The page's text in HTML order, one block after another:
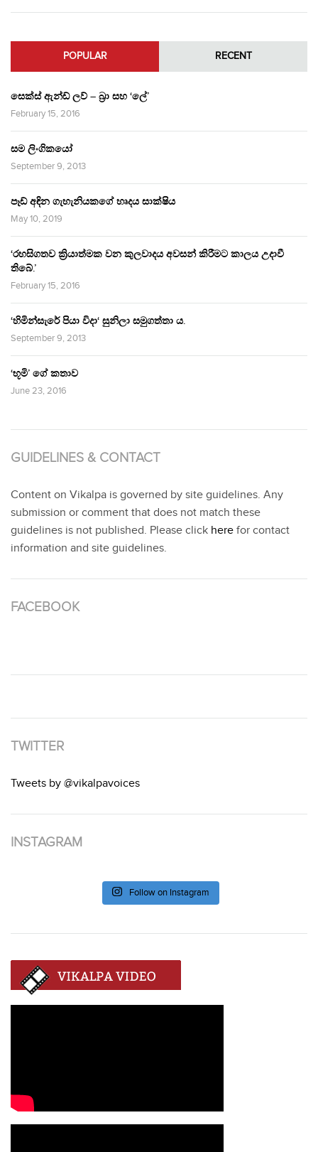
POPULAR RECENT
සෙක්ස් ඇන්ඩ් ලව් – බ්‍රා සහ ‘ලේ’
February 15, 2016
සම ලිංගිකයෝ
September 9, 2013
පෑඩ් අඳින ගැහැනියකගේ හෘදය සාක්ෂිය
May 10, 2019
‘රහසිගතව ක්‍රියාත්මක වන කුලවාදය අවසන් කිරීමට කාලය උදාවී
තිබේ.’
February 15, 2016
‘හිමින්සැරේ පියා විදා‘ සුනිලා සමුගත්තා ය.
September 9, 2013
‘භූමි’ ගේ කතාව
June 23, 2016
GUIDELINES & CONTACT
Content on Vikalpa is governed by site guidelines. Any
submission or comment that does not match these
guidelines is not published. Please click here for contact
information and site guidelines.
FACEBOOK
TWITTER
Tweets by @vikalpavoices
INSTAGRAM
Follow on Instagram